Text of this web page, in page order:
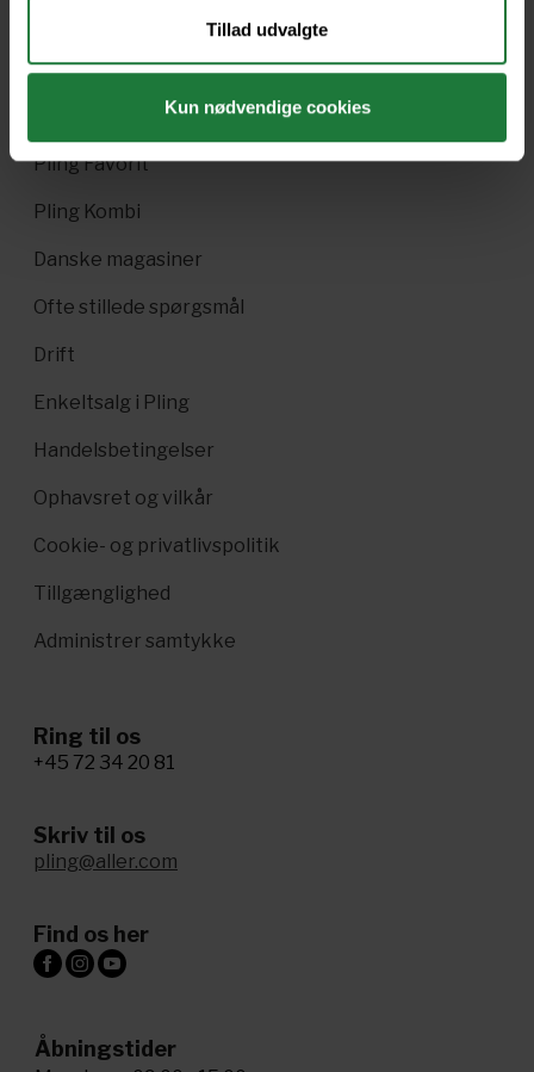
Tillad udvalgte
Kun nødvendige cookies
Nyt i Pling
Pling Favorit
Pling Kombi
Danske magasiner
Ofte stillede spørgsmål
Drift
Enkeltsalg i Pling
Handelsbetingelser
Ophavsret og vilkår
Cookie- og privatlivspolitik
Tillgænglighed
Administrer samtykke
Ring til os
+45 72 34 20 81
Skriv til os
pling@aller.com
Find os her
Åbningstider